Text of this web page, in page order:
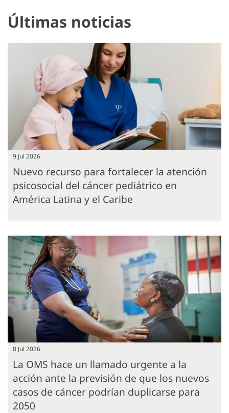
Últimas noticias
9 Jul 2026
Nuevo recurso para fortalecer la atención
psicosocial del cáncer pediátrico en
América Latina y el Caribe
8 Jul 2026
La OMS hace un llamado urgente a la
acción ante la previsión de que los nuevos
casos de cáncer podrían duplicarse para
2050